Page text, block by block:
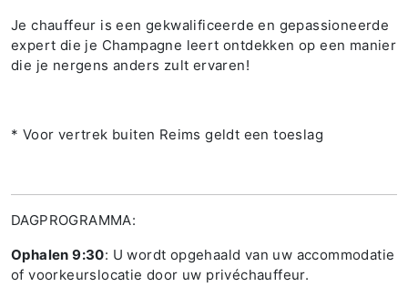
Je chauffeur is een gekwalificeerde en gepassioneerde
expert die je Champagne leert ontdekken op een manier
die je nergens anders zult ervaren!
* Voor vertrek buiten Reims geldt een toeslag
DAGPROGRAMMA:
Ophalen 9:30: U wordt opgehaald van uw accommodatie
of voorkeurslocatie door uw privéchauffeur.